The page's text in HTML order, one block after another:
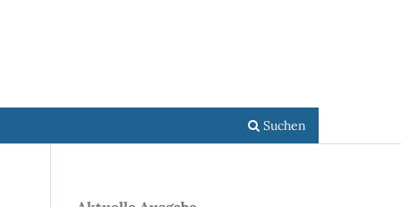
Suchen